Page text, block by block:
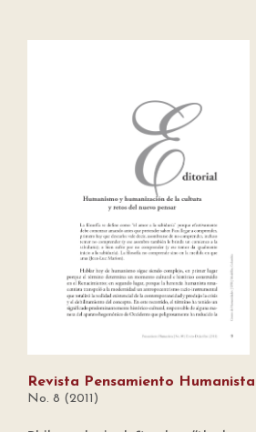
Revista Pensamiento Humanista
No. 8 (2011)